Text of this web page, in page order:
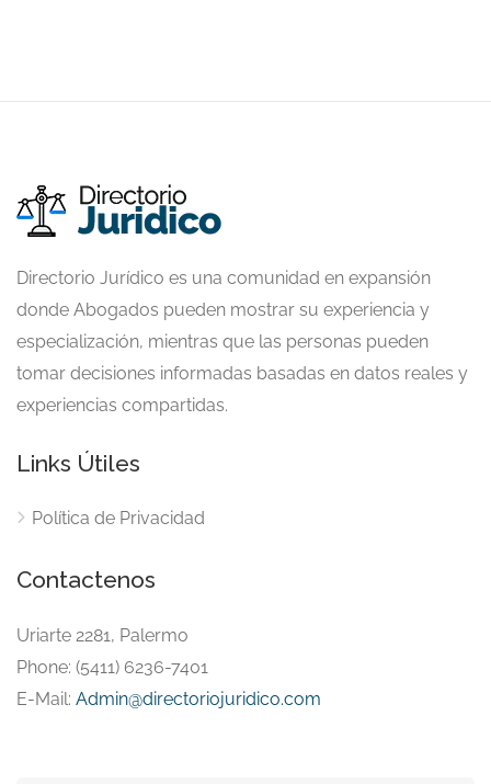
Directorio Jurídico es una comunidad en expansión
donde Abogados pueden mostrar su experiencia y
especialización, mientras que las personas pueden
tomar decisiones informadas basadas en datos reales y
experiencias compartidas.
Links Útiles
Política de Privacidad
Contactenos
Uriarte 2281, Palermo
Phone: (5411) 6236-7401
E-Mail: Admin@directoriojuridico.com